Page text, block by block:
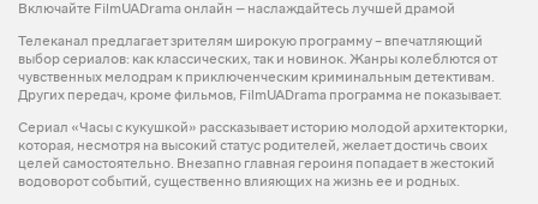
Включайте FilmUADrama онлайн — наслаждайтесь лучшей драмой
Телеканал предлагает зрителям широкую программу – впечатляющий
выбор сериалов: как классических, так и новинок. Жанры колеблются от
чувственных мелодрам к приключенческим криминальным детективам.
Других передач, кроме фильмов, FilmUADrama программа не показывает.
Сериал «Часы с кукушкой» рассказывает историю молодой архитекторки,
которая, несмотря на высокий статус родителей, желает достичь своих
целей самостоятельно. Внезапно главная героиня попадает в жестокий
водоворот событий, существенно влияющих на жизнь ее и родных.